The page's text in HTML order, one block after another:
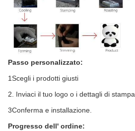
Passo personalizzato:
1Scegli i prodotti giusti
2. Inviaci il tuo logo o i dettagli di stampa
3Conferma e installazione.
Progresso dell' ordine: